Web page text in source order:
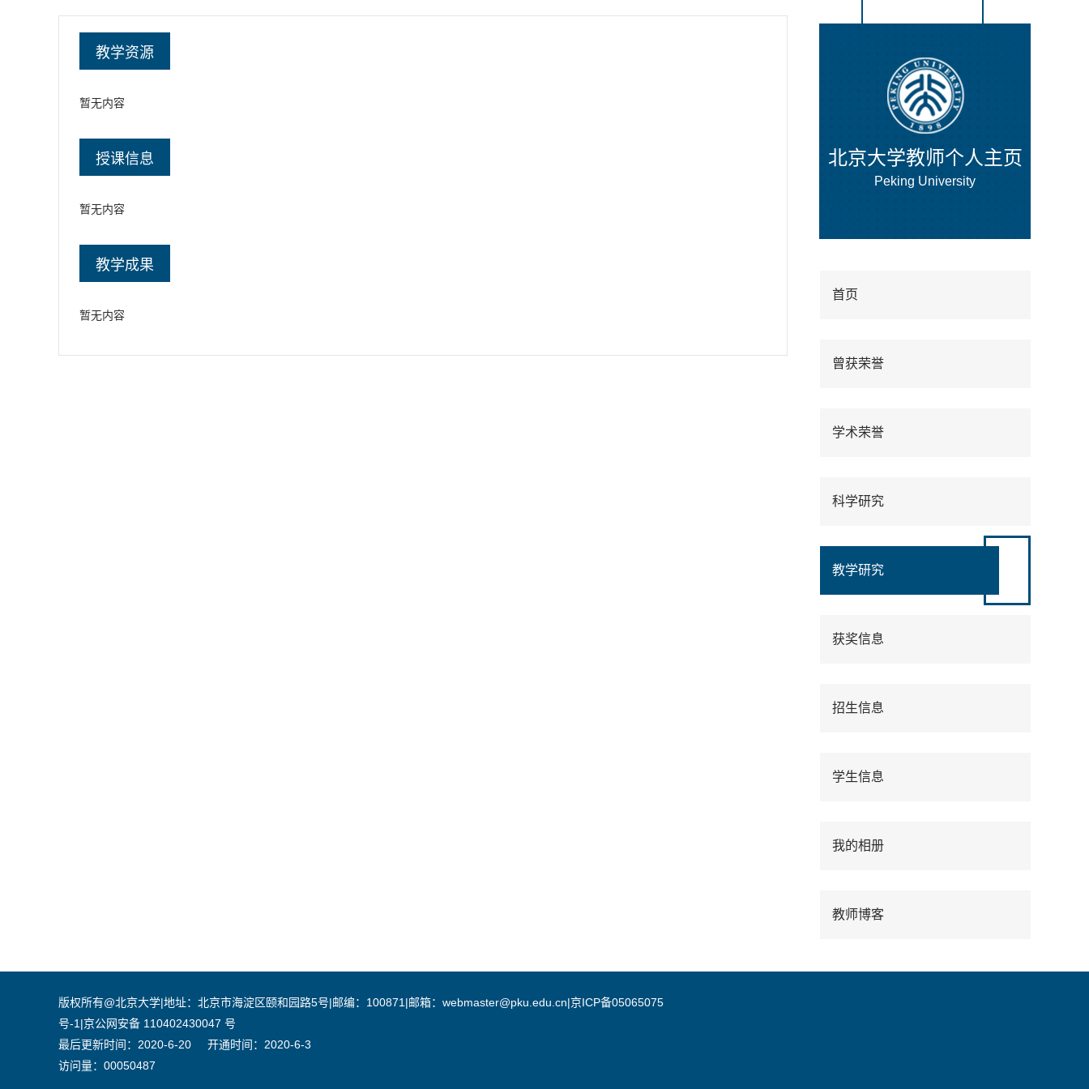
北京大学教师个人主页
Peking University
首页
曾获荣誉
学术荣誉
科学研究
教学研究
获奖信息
招生信息
学生信息
我的相册
教师博客
教学资源
暂无内容
授课信息
暂无内容
教学成果
暂无内容
版权所有@北京大学|地址：北京市海淀区颐和园路5号|邮编：100871|邮箱：webmaster@pku.edu.cn|京ICP备05065075
号-1|京公网安备 110402430047 号
最后更新时间： 2020-6-20 开通时间： 2020-6-3
访问量： 00050487